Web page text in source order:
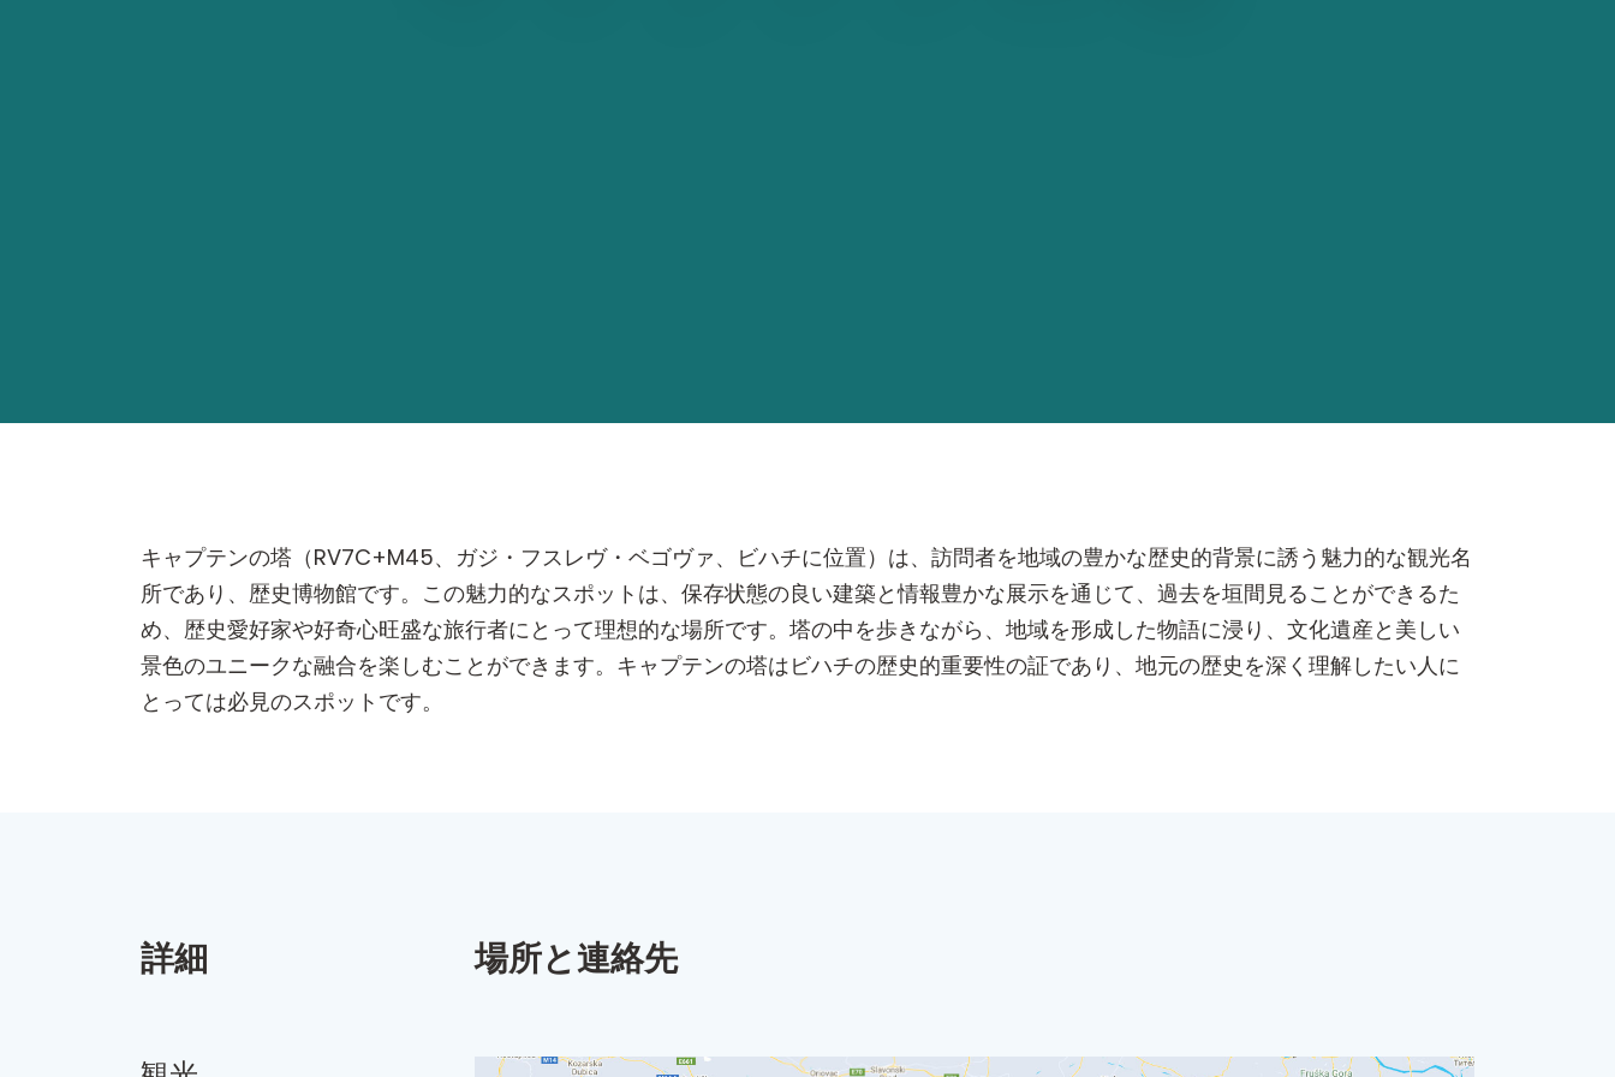
キャプテンの塔（RV7C+M45、ガジ・フスレヴ・ベゴヴァ、ビハチに位置）は、訪問者を地域の豊かな歴史的背景に誘う魅力的な観光名
所であり、歴史博物館です。この魅力的なスポットは、保存状態の良い建築と情報豊かな展示を通じて、過去を垣間見ることができるた
め、歴史愛好家や好奇心旺盛な旅行者にとって理想的な場所です。塔の中を歩きながら、地域を形成した物語に浸り、文化遺産と美しい
景色のユニークな融合を楽しむことができます。キャプテンの塔はビハチの歴史的重要性の証であり、地元の歴史を深く理解したい人に
とっては必見のスポットです。
詳細 場所と連絡先